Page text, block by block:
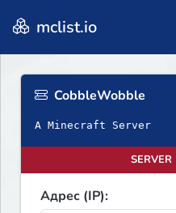
mclist.io
CobbleWobble
A Minecraft Server
SERVER
Адрес (IP):